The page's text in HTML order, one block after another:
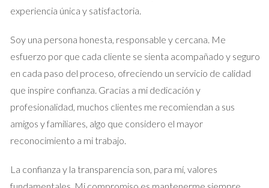
de sus dos hijos. A pesar de su apego emocional a la casa,
los costos de matrícula y alojamiento. Además, continuaron
viviendo en su hogar, lo que les dio la paz mental de asegurar la
estabilidad de su familia mientras ayudaban a sus hijos a
alcanzar sus metas.
Estudio de Caso 2: La señora López
La señora López, de 75 años, enfrentaba desafíos financieros
nuda propiedad de su casa, lo que le permitió recibir un pago
experiencia única y satisfactoria.
Soy una persona honesta, responsable y cercana. Me
esfuerzo por que cada cliente se sienta acompañado y seguro
en cada paso del proceso, ofreciendo un servicio de calidad
que inspire confianza. Gracias a mi dedicación y
profesionalidad, muchos clientes me recomiendan a sus
amigos y familiares, algo que considero el mayor
reconocimiento a mi trabajo.
La confianza y la transparencia son, para mí, valores